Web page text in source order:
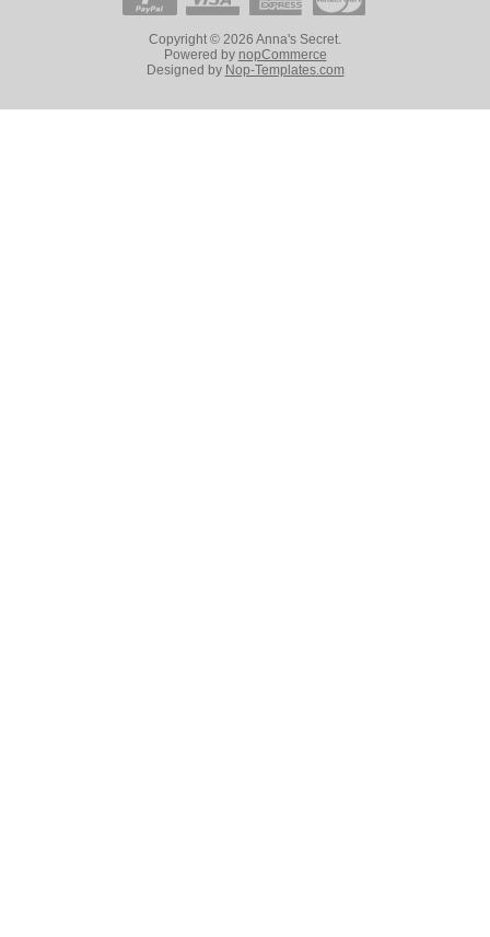
Copyright © 2026 Anna's Secret.
Powered by nopCommerce
Designed by Nop-Templates.com